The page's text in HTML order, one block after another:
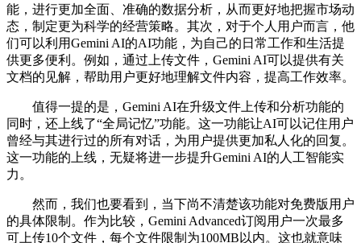
能，进行更加全面、准确的数据分析，从而更好地把握市场动
态，制定更为科学的经营策略。其次，对于个人用户而言，他
们可以利用Gemini AI的AI功能，为自己的日常工作和生活提
供更多便利。例如，通过上传文件，Gemini AI可以提供有关
文档的见解，帮助用户更好地理解文件内容，提高工作效率。
值得一提的是，Gemini AI在升级文件上传和分析功能的
同时，还上线了“全局记忆”功能。这一功能让AI可以记住用户
曾经与其进行过的所有对话，为用户提供更加私人化的回复。
这一功能的上线，无疑将进一步提升Gemini AI的人工智能实
力。
然而，我们也要看到，当下尚不清楚该功能对免费版用户
的具体限制。作为比较，Gemini Advanced订阅用户一次最多
可上传10个文件，每个文件限制为100MB以内。这也就意味